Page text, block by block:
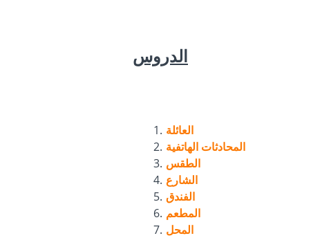
الدروس
العائلة
المحادثات الهاتفية
الطقس
الشارع
الفندق
المطعم
المحل